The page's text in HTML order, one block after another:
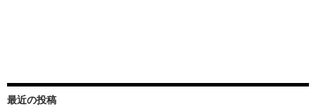
最近の投稿